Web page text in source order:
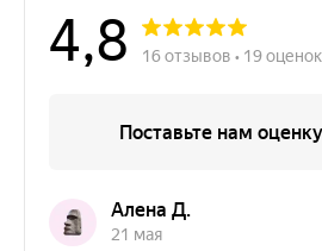
конструкции под ваши задачи и
бюджет, а также продемонстрирует
образцы материалов изготовления
+7 473 229 90 62